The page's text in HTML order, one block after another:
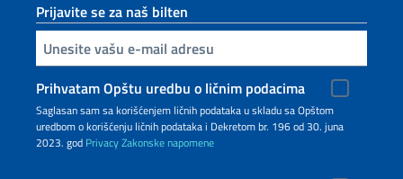
Prijavite se za naš bilten
Unesite vašu e-mail adresu
Prihvatam Opštu uredbu o ličnim podacima
Saglasan sam sa korišćenjem ličnih podataka u skladu sa Opštom
uredbom o korišćenju ličnih podataka i Dekretom br. 196 od 30. juna
2023. god PrivacyZakonske napomene